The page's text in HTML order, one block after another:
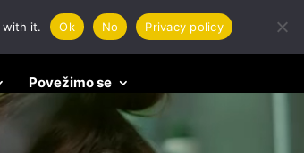
Povežimo se
with it. Ok No Privacy policy
Do you have a request? – Act now.
Please fill out the following form with